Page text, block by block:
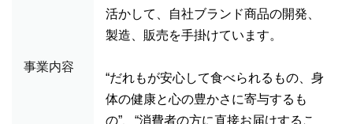
事業内容
活かして、自社ブランド商品の開発、
製造、販売を手掛けています。
“だれもが安心して食べられるもの、身
体の健康と心の豊かさに寄与するも
の”、“消費者の方に直接お届けするこ